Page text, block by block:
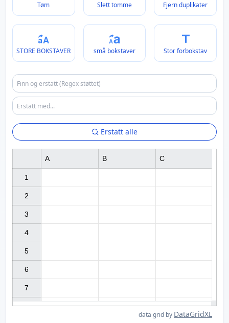
Tøm Slett tomme Fjern duplikater
STORE BOKSTAVER små bokstaver Stor forbokstav
Erstatt alle
1
2
3
4
5
6
7
A B C
data grid by DataGridXL